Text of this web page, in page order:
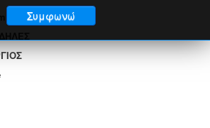
Συμφωνώ